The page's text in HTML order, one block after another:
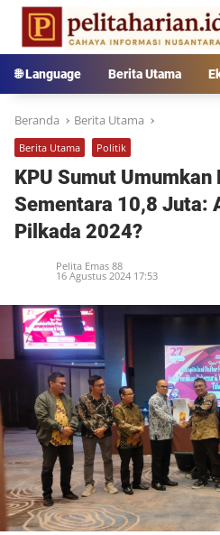
Langsung
konten
🌐 Language Berita Utama
Beranda Berita Utama
Berita Utama Politik
KPU Sumut
Sementara 10,8 Juta:
Pilkada 2024?
Pelita Emas 88
16 Agustus 2024 17:53